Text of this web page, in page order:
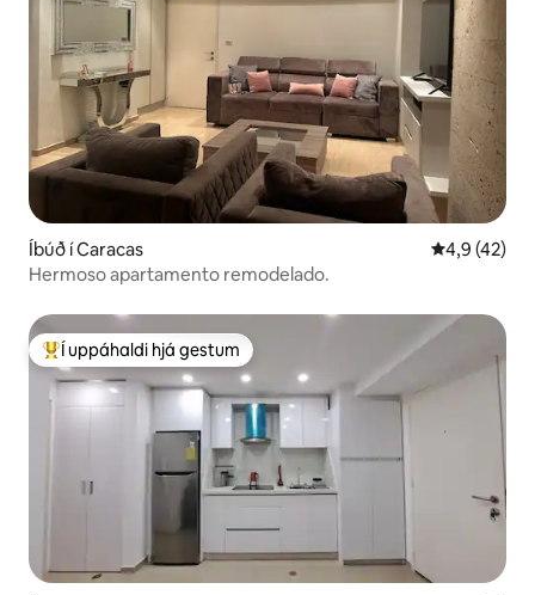
Íbúð í Caracas 4,9 af 5 í
4,9 (42)
Hermoso apartamento remodelado.
Í mestu uppáhaldi hjá gestum
Í uppáhaldi hjá gestum